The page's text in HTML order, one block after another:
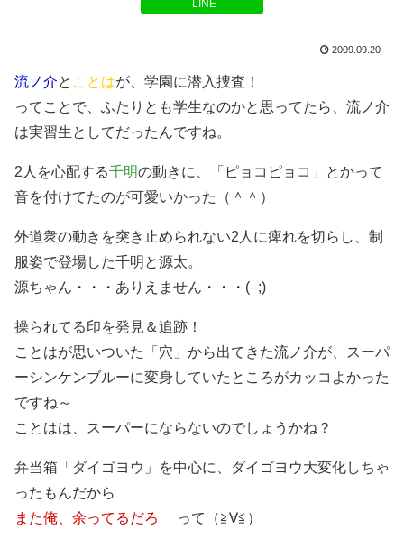
LINE
2009.09.20
流ノ介と ことはが、学園に潜入捜査！
ってことで、ふたりとも学生なのかと思ってたら、流ノ介
は実習生としてだったんですね。
2人を心配する千明の動きに、「ピョコピョコ」とかって
音を付けてたのが可愛いかった（＾＾）
外道衆の動きを突き止められない2人に痺れを切らし、制
服姿で登場した千明と源太。
源ちゃん・・・ありえません・・・(–;)
操られてる印を発見＆追跡！
ことはが思いついた「穴」から出てきた流ノ介が、スーパ
ーシンケンブルーに変身していたところがカッコよかった
ですね～
ことはは、スーパーにならないのでしょうかね？
弁当箱「ダイゴヨウ」を中心に、ダイゴヨウ大変化しちゃ
ったもんだから
また俺、余ってるだろ
って（≧∀≦）